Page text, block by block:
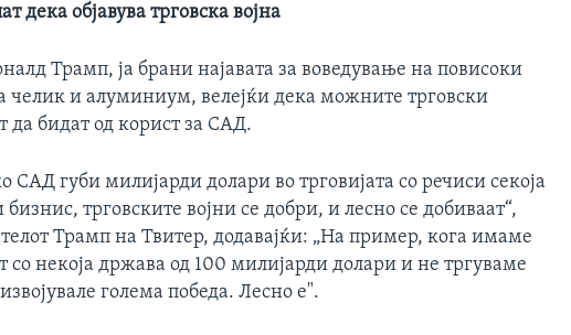
дека објавува трговска војна
Трамп, ја брани најавата за воведување на повисоки
челик и алуминиум, велејќи дека можните трговски
бидат од корист за САД.
САД губи милијарди долари во трговијата со речиси секоја
бизнис, трговските војни се добри, и лесно се добиваат“,
Трамп на Твитер, додавајќи: „На пример, кога имаме
со некоја држава од 100 милијарди долари и не тргуваме
голема победа. Лесно е".